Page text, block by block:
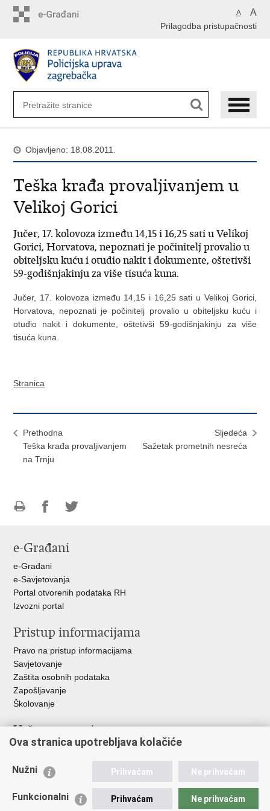
A A
Prilagodba pristupačnosti
Objavljeno: 18.08.2011.
Teška krađa provaljivanjem u
Velikoj Gorici
Jučer, 17. kolovoza između 14,15 i 16,25 sati u Velikoj
Gorici, Horvatova, nepoznati je počinitelj provalio u
obiteljsku kuću i otuđio nakit i dokumente, oštetivši
59-godišnjakinju za više tisuća kuna.
Jučer, 17. kolovoza između 14,15 i 16,25 sati u Velikoj Gorici,
Horvatova, nepoznati je počinitelj provalio u obiteljsku kuću i
otuđio nakit i dokumente, oštetivši 59-godišnjakinju za više
tisuća kuna.
Stranica
Prethodna
Teška krađa provaljivanjem
na Trnju
Sljedeća
Sažetak prometnih nesreća
FacebookuTwitteru
e-Građani
e-Građani
e-Savjetovanja
Portal otvorenih podataka RH
Izvozni portal
Pristup informacijama
Pravo na pristup informacijama
Savjetovanje
Zaštita osobnih podataka
Zapošljavanje
Školovanje
Važne poveznice
Ministarstvo unutarnjih poslova
Udruge
Policijska akademija
Ova stranica upotrebljava kolačiće
Nužni Prihvaćam Ne prihvaćam
Funkcionalni Prihvaćam Ne prihvaćam